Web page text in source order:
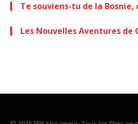
Te souviens-tu de la Bosnie,
Les Nouvelles Aventures de